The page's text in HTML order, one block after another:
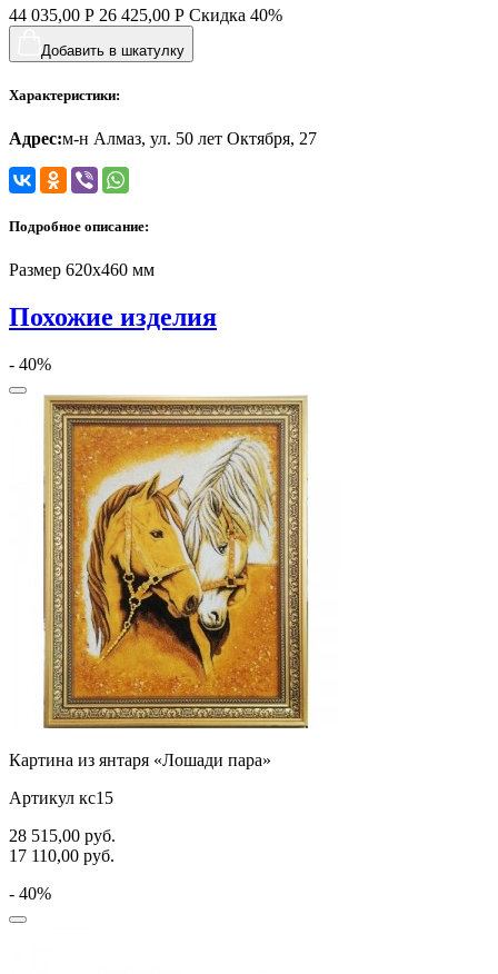
44 035,00 Р 26 425,00 Р Скидка 40%
Добавить в шкатулку
Характеристики:
Адрес:м-н Алмаз, ул. 50 лет Октября, 27
Подробное описание:
Размер 620х460 мм
Похожие изделия
- 40%
Картина из янтаря «Лошади пара»
Артикул кс15
28 515,00 руб.
17 110,00 руб.
- 40%